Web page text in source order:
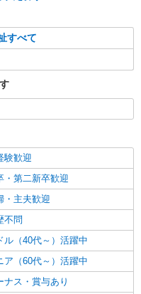
すべて
験歓迎
・第二新卒歓迎
・主夫歓迎
不問
ル（40代～）活躍中
ア（60代～）活躍中
ナス・賞与あり